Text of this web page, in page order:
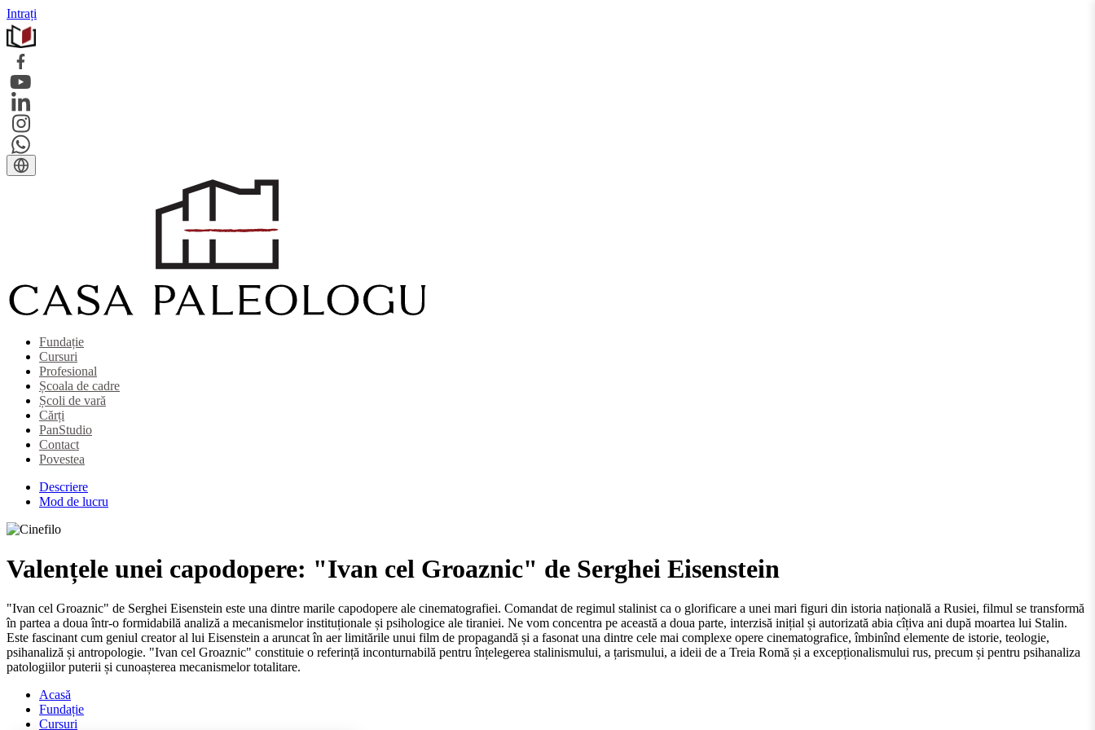
Intrați
Fundație
Cursuri
Profesional
Școala de cadre
Școli de vară
Cărți
PanStudio
Contact
Povestea
Descriere
Mod de lucru
Valențele unei capodopere: "Ivan cel Groaznic" de Serghei Eisenstein
"Ivan cel Groaznic" de Serghei Eisenstein este una dintre marile capodopere ale cinematografiei. Comandat de regimul stalinist ca o glorificare a unei mari figuri din istoria națională a Rusiei, filmul se transformă
în partea a doua într-o formidabilă analiză a mecanismelor instituționale și psihologice ale tiraniei. Ne vom concentra pe această a doua parte, interzisă inițial și autorizată abia cîțiva ani după moartea lui Stalin.
Este fascinant cum geniul creator al lui Eisenstein a aruncat în aer limitările unui film de propagandă și a fasonat una dintre cele mai complexe opere cinematografice, îmbinînd elemente de istorie, teologie,
psihanaliză și antropologie. "Ivan cel Groaznic" constituie o referință inconturnabilă pentru înțelegerea stalinismului, a țarismului, a ideii de a Treia Romă și a excepționalismului rus, precum și pentru psihanaliza
patologiilor puterii și cunoașterea mecanismelor totalitare.
Acasă
Fundație
Cursuri